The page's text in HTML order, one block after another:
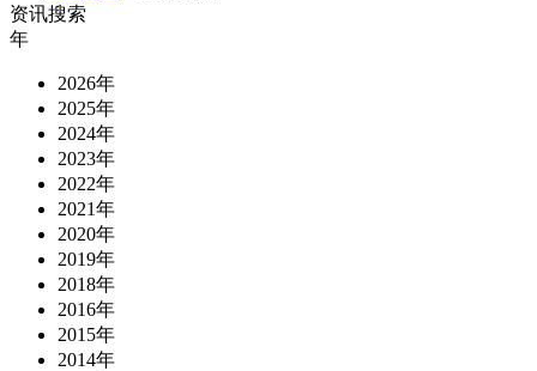
资讯搜索
年
2026年
2025年
2024年
2023年
2022年
2021年
2020年
2019年
2018年
2016年
2015年
2014年